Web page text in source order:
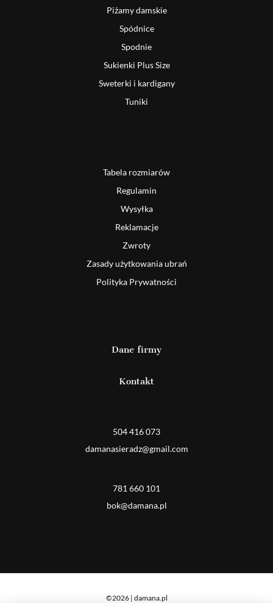
Piżamy damskie
Spódnice
Spodnie
Sukienki Plus Size
Sweterki i kardigany
Tuniki
Tabela rozmiarów
Regulamin
Wysyłka
Reklamacje
Zwroty
Zasady użytkowania ubrań
Polityka Prywatności
Dane firmy
Kontakt
504 416 073
damanasieradz@gmail.com
781 660 101
bok@damana.pl
©2026 | damana.pl